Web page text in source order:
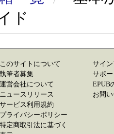
ド
このサイトについて
執筆者募集
運営会社について
ニュースリリース
サービス利用規約
プライバシーポリシー
特定商取引法に基づく
サイ
サポ
EPUB
お問